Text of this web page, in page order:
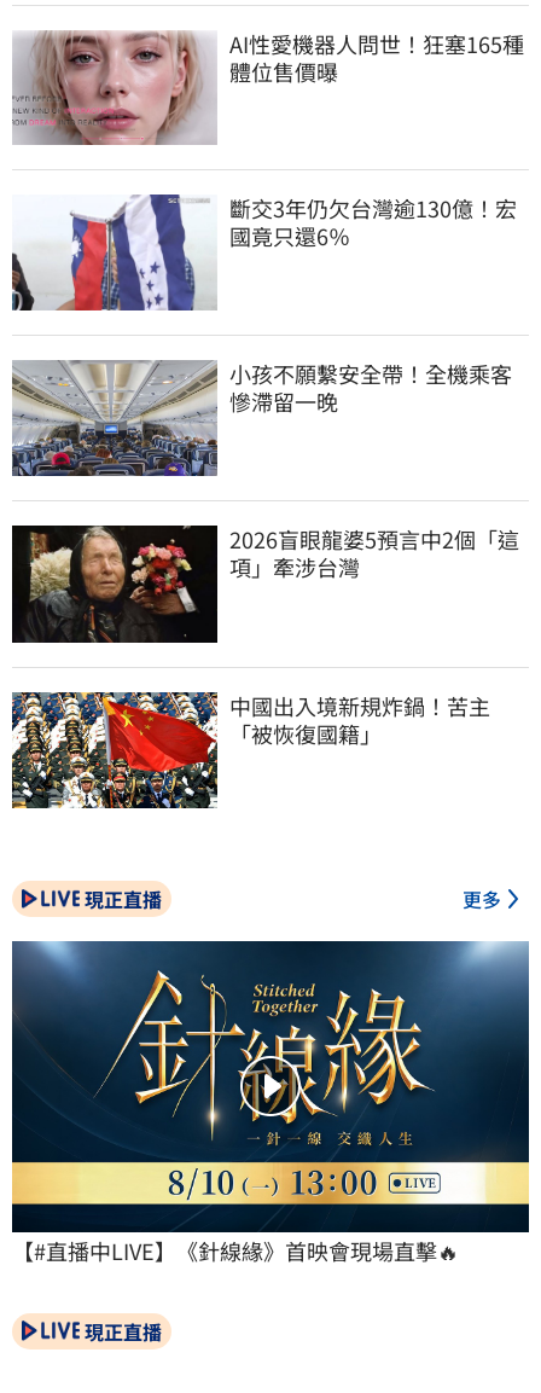
AI性愛機器人問世！狂塞165種
體位售價曝
斷交3年仍欠台灣逾130億！宏
國竟只還6％
小孩不願繫安全帶！全機乘客
慘滯留一晚
2026盲眼龍婆5預言中2個「這
項」牽涉台灣
中國出入境新規炸鍋！苦主
「被恢復國籍」
現正直播 更多
【#直播中LIVE】《針線緣》首映會現場直擊🔥
現正直播